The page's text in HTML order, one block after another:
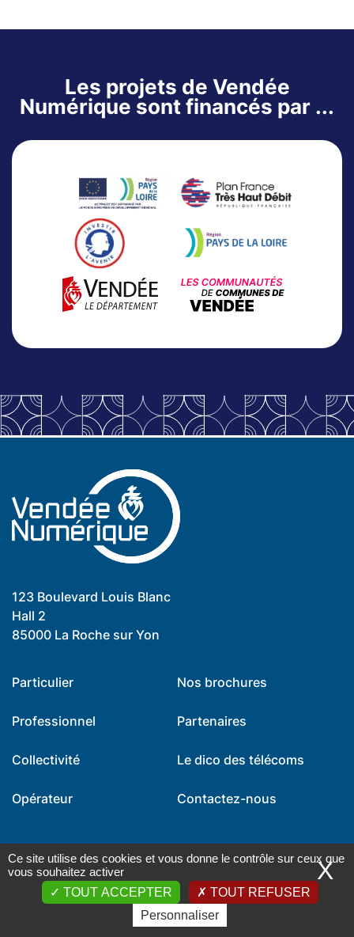
Les projets de Vendée
Numérique sont financés par ...
123 Boulevard Louis Blanc
Hall 2
85000 La Roche sur Yon
Particulier Nos brochures
Professionnel Partenaires
Collectivité Le dico des télécoms
Opérateur Contactez-nous
Suivez-nous !
Youtube
Twitter
Facebook
Instagram
LinkedIn
X
Ce site utilise des cookies et vous donne le contrôle sur ceux que
vous souhaitez activer
TOUT ACCEPTER
TOUT REFUSER
Personnaliser